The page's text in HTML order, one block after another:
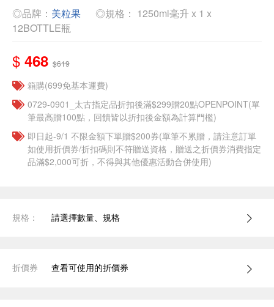
◎品牌： 美粒果
◎規格： 1250ml毫升 x 1 x
12BOTTLE瓶
$ 468 $619
箱購(699免基本運費)
0729-0901_太古指定品折扣後滿$299贈20點OPENPOINT(單
筆最高贈100點，回饋皆以折扣後金額為計算門檻)
即日起-9/1 不限金額下單贈$200券(單筆不累贈，請注意訂單
如使用折價券/折扣碼則不符贈送資格，贈送之折價券消費指定
品滿$2,000可折，不得與其他優惠活動合併使用)
規格： 請選擇數量、規格
折價券 查看可使用的折價券